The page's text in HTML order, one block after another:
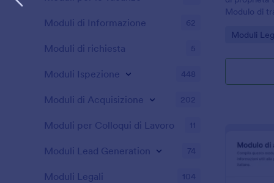
Modulo di
gestiscono
Go to
Moduli
Moduli di Informazione 62
Moduli di richiesta 5
Moduli Ispezione 448
Moduli di Acquisizione 202
Moduli per Colloqui di Lavoro 11
Moduli Lead Generation 74
Moduli Legali 104